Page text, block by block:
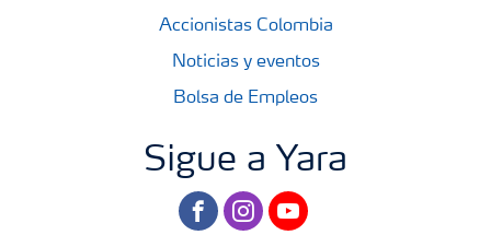
Accionistas Colombia
Noticias y eventos
Bolsa de Empleos
Sigue a Yara
facebookinstagram
youtube